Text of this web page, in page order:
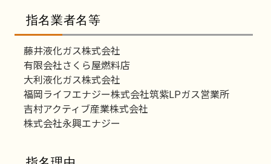
指名業者名等
藤井液化ガス株式会社
有限会社さくら屋燃料店
大利液化ガス株式会社
福岡ライフエナジー株式会社筑紫LPガス営業所
吉村アクティブ産業株式会社
株式会社永興エナジー